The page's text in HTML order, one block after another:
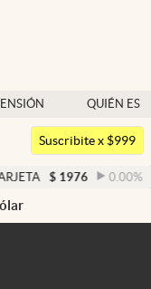
GEOPOLÍTICA
QUIÉN ES
QUIÉN
Argentina
Suscribite x $999
0.00 % DÓLAR